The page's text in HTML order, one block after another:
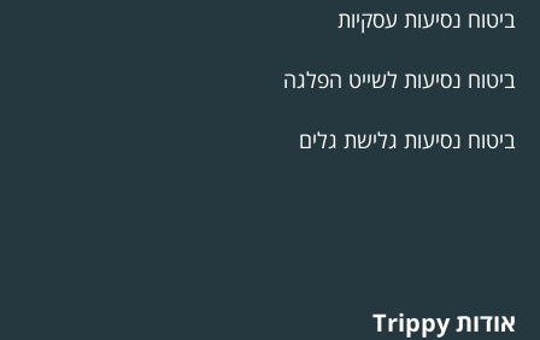
ביטוח נסיעות עסקיות
ביטוח נסיעות לשייט הפלגה
ביטוח נסיעות גלישת גלים
אודות Trippy